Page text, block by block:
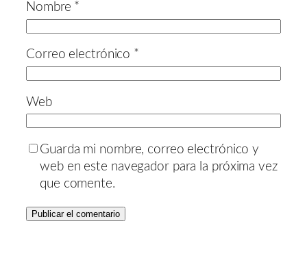
Nombre *
Correo electrónico *
Web
Guarda mi nombre, correo electrónico y
web en este navegador para la próxima vez
que comente.